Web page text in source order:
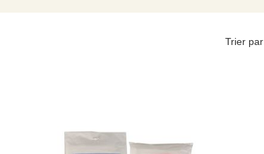
Trier par